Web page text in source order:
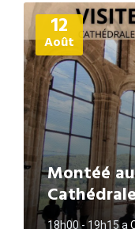
12
Août
Montéé
18h00 - 19h15a
Plus
d'informations